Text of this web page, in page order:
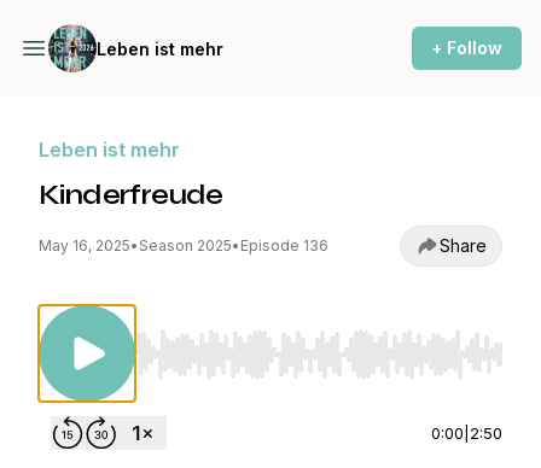
Leben ist mehr + Follow
Leben ist mehr
Kinderfreude
May 16, 2025• Season 2025• Episode 136 Share
Use Left/Right to seek, Home/End to jump
0:00 2:50